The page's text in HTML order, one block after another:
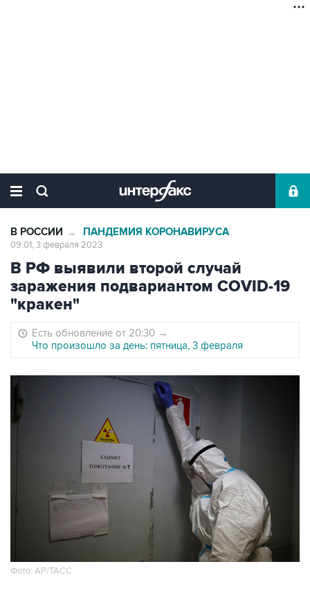
В РОССИИ → ПАНДЕМИЯ КОРОНАВИРУСА
09:01, 3 февраля 2023
В РФ выявили второй случай
заражения подвариантом COVID-19
"кракен"
Есть обновление от 20:30 →
Что произошло за день: пятница, 3 февраля
Фото: АР/ТАСС